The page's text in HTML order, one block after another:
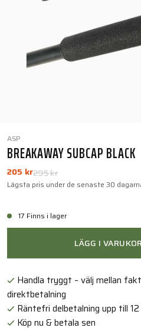
ASP
BREAKAWAY SUBCAP BLACK
295 kr
205 kr
Lägsta pris under de senaste 30
17 Finns i lager
LÄGG I
Handla tryggt – välj mellan
direktbetalning
Räntefri delbetalning upp till
Köp nu & betala sen